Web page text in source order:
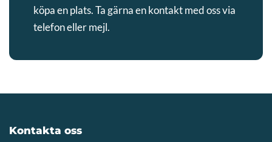
köpa en plats. Ta gärna en kontakt med oss via
telefon eller mejl.
Kontakta oss